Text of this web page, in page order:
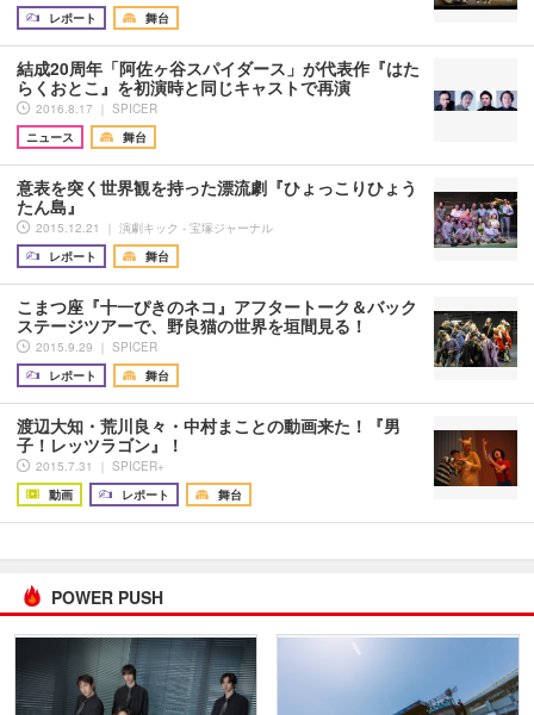
レポート
舞台
結成20周年「阿佐ヶ谷スパイダース」が代表作『はた
らくおとこ』を初演時と同じキャストで再演
2016.8.17 ｜ SPICER
ニュース
舞台
意表を突く世界観を持った漂流劇『ひょっこりひょう
たん島』
2015.12.21 ｜ 演劇キック - 宝塚ジャーナル
レポート
舞台
こまつ座『十一ぴきのネコ』アフタートーク＆バック
ステージツアーで、野良猫の世界を垣間見る！
2015.9.29 ｜ SPICER
レポート
舞台
渡辺大知・荒川良々・中村まことの動画来た！『男
子！レッツラゴン』！
2015.7.31 ｜ SPICER+
動画
レポート 舞台
POWER PUSH